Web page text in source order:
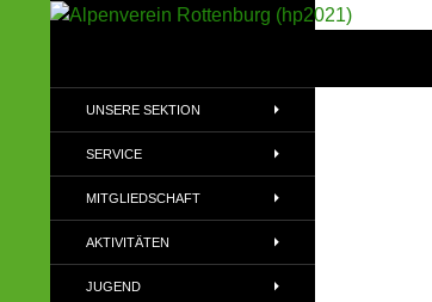
(DAV)
UNSERE SEKTION
SERVICE
MITGLIEDSCHAFT
AKTIVITÄTEN
JUGEND